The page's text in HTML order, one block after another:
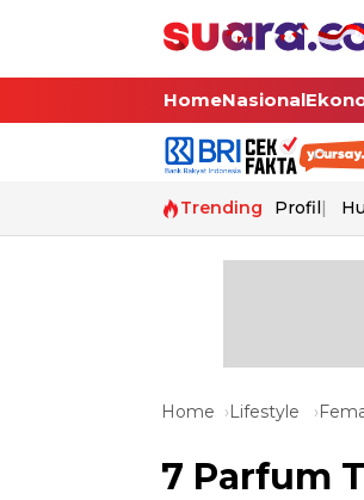
HomeNasional
Trending Profil
Home Lifestyle
7 Parfum